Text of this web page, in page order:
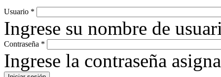
Usuario *
Ingrese su nombre de
Contraseña *
Ingrese la contraseña